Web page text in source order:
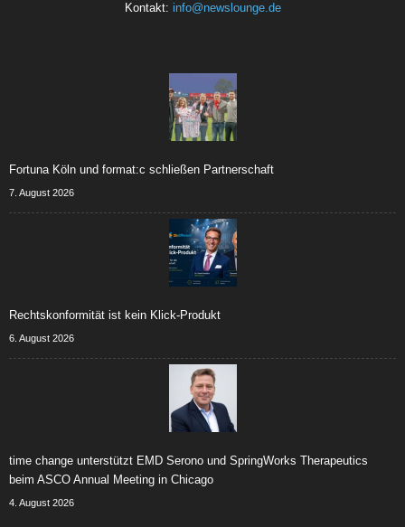
Kontakt: info@newslounge.de
Fortuna Köln und format:c schließen Partnerschaft
7. August 2026
Rechtskonformität ist kein Klick-Produkt
6. August 2026
time change unterstützt EMD Serono und SpringWorks Therapeutics
beim ASCO Annual Meeting in Chicago
4. August 2026